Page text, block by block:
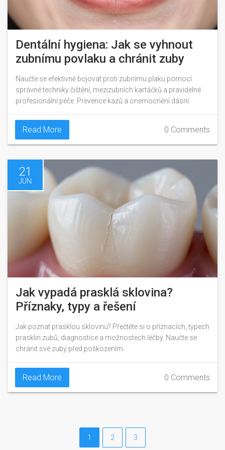
Dentální hygiena: Jak se vyhnout
zubnímu povlaku a chránit zuby
Naučte se efektivně bojovat proti zubnímu plaku pomocí
správné techniky čištění, mezizubních kartáčků a pravidelné
profesionální péče. Prevence kazů a onemocnění dásní.
Read More 0 Comments
21
JUN
Jak vypadá prasklá sklovina?
Příznaky, typy a řešení
Jak poznat prasklou sklovinu? Přečtěte si o příznacích, typech
prasklin zubů, diagnostice a možnostech léčby. Naučte se
chránit své zuby před poškozením.
Read More 0 Comments
1 2 3